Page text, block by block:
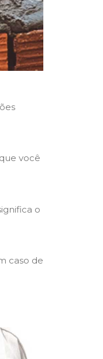
você
o
caso de